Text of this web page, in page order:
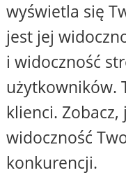
wyświetla się
jest jej
i widoczność
użytkowników.
klienci.
widoczność
konkurencji.